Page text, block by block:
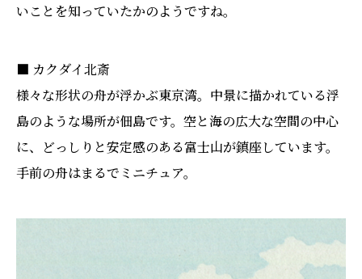
いことを知っていたかのようですね。
■ カクダイ北斎
様々な形状の舟が浮かぶ東京湾。中景に描かれている浮
島のような場所が佃島です。空と海の広大な空間の中心
に、どっしりと安定感のある富士山が鎮座しています。
手前の舟はまるでミニチュア。